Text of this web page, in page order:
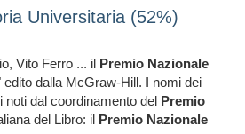
Universitaria (52%)
Vito Ferro ... il Premio Nazionale
dalla McGraw-Hill. I nomi dei
dal coordinamento del Premio
del Libro: il Premio Nazionale